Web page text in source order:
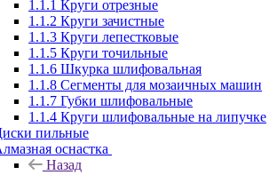
1.1.1 Круги отрезные
1.1.2 Круги зачистные
1.1.3 Круги лепестковые
1.1.5 Круги точильные
1.1.6 Шкурка шлифовальная
1.1.8 Сегменты для мозаичных машин
1.1.7 Губки шлифовальные
1.1.4 Круги шлифовальные на липучке
пильные
оснастка
Назад